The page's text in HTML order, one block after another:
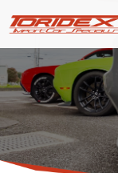
ブログ
ストックリスト
買取